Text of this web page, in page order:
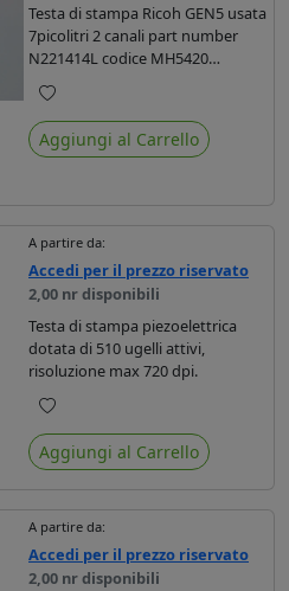
Testa di stampa Ricoh GEN5 usata
7picolitri 2 canali part number
N221414L codice MH5420
compatibile con una vasta
gamma di stampanti UV.
Preferiti
Aggiungi al Carrello
A partire da:
Accedi per il prezzo riservato
2,00 nr disponibili
Testa di stampa piezoelettrica
dotata di 510 ugelli attivi,
risoluzione max 720 dpi.
Preferiti
Aggiungi al Carrello
A partire da:
Accedi per il prezzo riservato
2,00 nr disponibili